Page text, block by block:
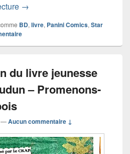
Retour sur la collection Star
→
BD, livre, Panini Comics, Star
du livre jeunesse
– Promenons-
—Aucun commentaire ↓